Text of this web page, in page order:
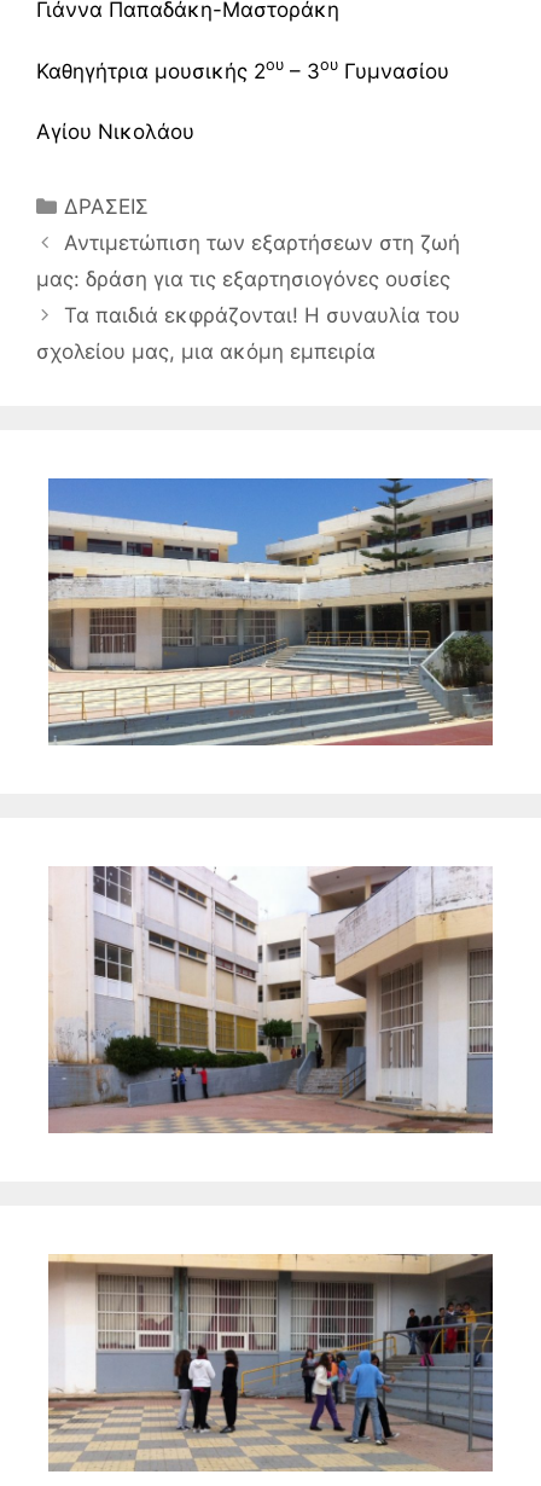
Γιάννα Παπαδάκη-Μαστοράκη
Καθηγήτρια μουσικής 2ου – 3ου Γυμνασίου
Αγίου Νικολάου
Κατηγορίες
ΔΡΑΣΕΙΣ
Αντιμετώπιση των εξαρτήσεων στη ζωή
μας: δράση για τις εξαρτησιογόνες ουσίες
Τα παιδιά εκφράζονται! Η συναυλία του
σχολείου μας, μια ακόμη εμπειρία